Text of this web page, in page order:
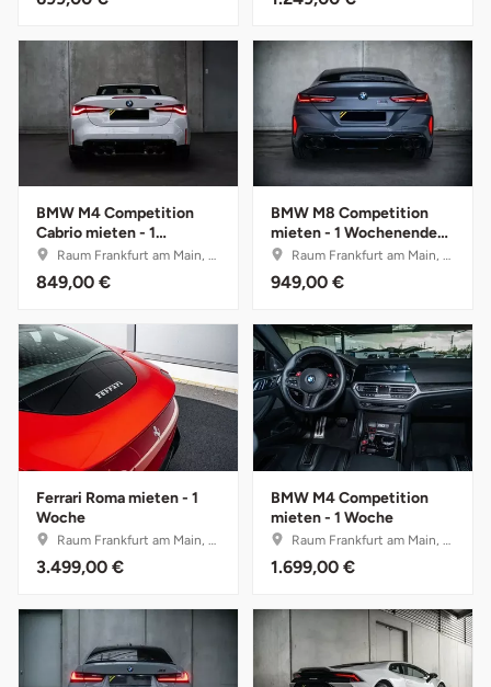
BMW M4 Competition
Cabrio mieten - 1
Wochenende (Fr.-Mo.)
Raum Frankfurt am Main, Hessen
849,00 €
BMW M8 Competition
mieten - 1 Wochenende
(Fr.-Mo.)
Raum Frankfurt am Main, Hessen
949,00 €
Ferrari Roma mieten - 1
Woche
Raum Frankfurt am Main, Hessen
3.499,00 €
BMW M4 Competition
mieten - 1 Woche
Raum Frankfurt am Main, Hessen
1.699,00 €
Salzgitter
Schongau
Schweinfurt
Segeberg
Seligenstadt
Speyer
Stade
Stendal